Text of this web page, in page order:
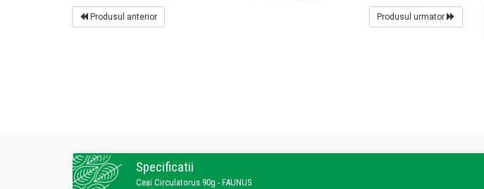
Produsul anterior Produsul urmator
Specificatii
Ceai Circulatorus 90g - FAUNUS